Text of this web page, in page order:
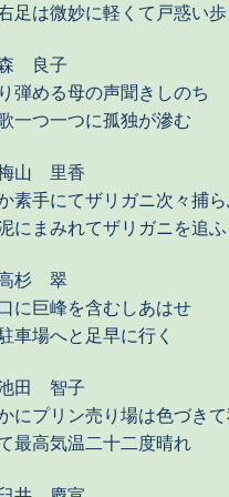
足は微妙に軽くて戸惑い
良子
弾める母の声聞きしのち
一つ一つに孤独が滲む
山 里香
素手にてザリガニ次々捕
にまみれてザリガニを追ふ
杉 翠
に巨峰を含むしあはせ
車場へと足早に行く
田 智子
にプリン売り場は色づき
最高気温二十二度晴れ